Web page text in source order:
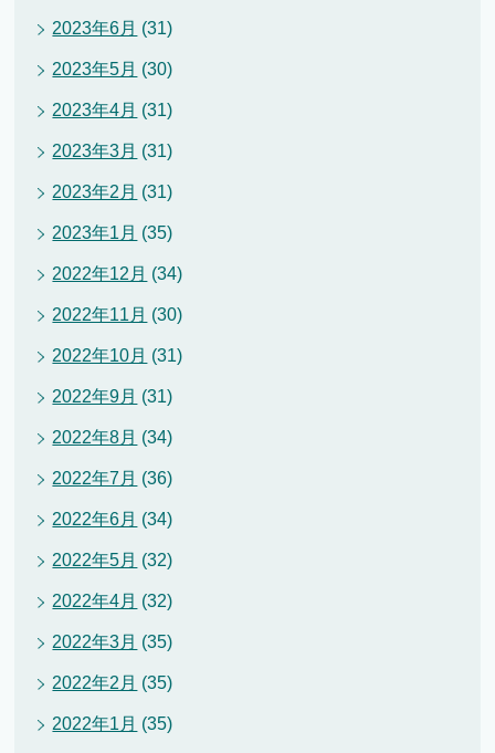
2023年6月 (31)
2023年5月 (30)
2023年4月 (31)
2023年3月 (31)
2023年2月 (31)
2023年1月 (35)
2022年12月 (34)
2022年11月 (30)
2022年10月 (31)
2022年9月 (31)
2022年8月 (34)
2022年7月 (36)
2022年6月 (34)
2022年5月 (32)
2022年4月 (32)
2022年3月 (35)
2022年2月 (35)
2022年1月 (35)